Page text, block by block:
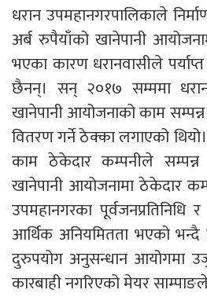
धरान उपमहानगरपालिकाले
अर्ब रुपैयाँको खानेपानी
भएका कारण धरानवासीले
छैनन्। सन् २०१७ सम्ममा
खानेपानी आयोजनाको काम
वितरण गर्ने ठेक्का लगाएको
काम ठेकेदार कम्पनीले
खानेपानी आयोजनामा ठेकेदार
उपमहानगरका पूर्वजनप्रतिनिधि
आर्थिक अनियमितता भएको भन्दै
दुरुपयोग अनुसन्धान आयोगमा
कारबाही नगरिएको मेयर